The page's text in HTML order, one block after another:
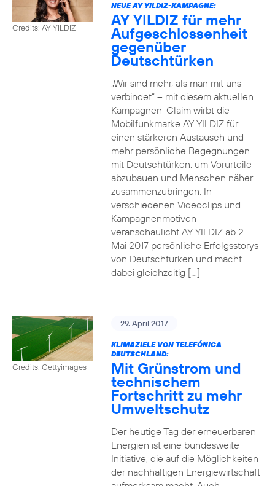
Credits: AY YILDIZ
NEUE AY YILDIZ-KAMPAGNE:
AY YILDIZ für mehr
Aufgeschlossenheit
gegenüber
Deutschtürken
„Wir sind mehr, als man mit uns
verbindet“ – mit diesem aktuellen
Kampagnen-Claim wirbt die
Mobilfunkmarke AY YILDIZ für
einen stärkeren Austausch und
mehr persönliche Begegnungen
mit Deutschtürken, um Vorurteile
abzubauen und Menschen näher
zusammenzubringen. In
verschiedenen Videoclips und
Kampagnenmotiven
veranschaulicht AY YILDIZ ab 2.
Mai 2017 persönliche Erfolgsstorys
von Deutschtürken und macht
dabei gleichzeitig […]
Credits: Gettyimages
29. April 2017
KLIMAZIELE VON TELEFÓNICA
DEUTSCHLAND:
Mit Grünstrom und
technischem
Fortschritt zu mehr
Umweltschutz
Der heutige Tag der erneuerbaren
Energien ist eine bundesweite
Initiative, die auf die Möglichkeiten
der nachhaltigen Energiewirtschaft